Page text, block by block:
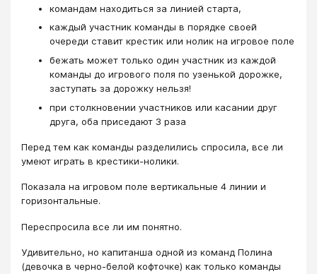
командам находиться за линией старта,
каждый участник команды в порядке своей
очереди ставит крестик или нолик на игровое поле
бежать может только один участник из каждой
команды до игрового поля по узенькой дорожке,
заступать за дорожку нельзя!
при столкновении участников или касании друг
друга, оба приседают 3 раза
Перед тем как команды разделились спросила, все ли
умеют играть в крестики-нолики.
Показала на игровом поле вертикальные 4 линии и
горизонтальные.
Переспросила все ли им понятно.
Удивительно, но капитанша одной из команд Полина
(девочка в черно-белой кофточке) как только команды